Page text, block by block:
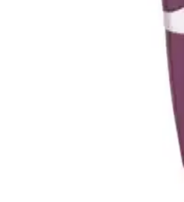
Arzum AR1016
Güçlü Motor ve Şık
Arzum AR1016 Prostick 1000
performanslı motoru ve çok
pratiklik sağlar, dayanıklı
CVS DN 1275